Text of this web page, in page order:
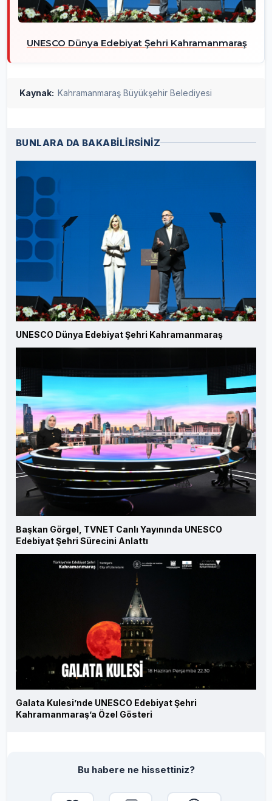
UNESCO Dünya Edebiyat Şehri Kahramanmaraş
Kaynak: Kahramanmaraş Büyükşehir Belediyesi
BUNLARA DA BAKABİLİRSİNİZ
UNESCO Dünya Edebiyat Şehri Kahramanmaraş
Başkan Görgel, TVNET Canlı Yayınında UNESCO
Edebiyat Şehri Sürecini Anlattı
Galata Kulesi’nde UNESCO Edebiyat Şehri
Kahramanmaraş’a Özel Gösteri
Bu habere ne hissettiniz?